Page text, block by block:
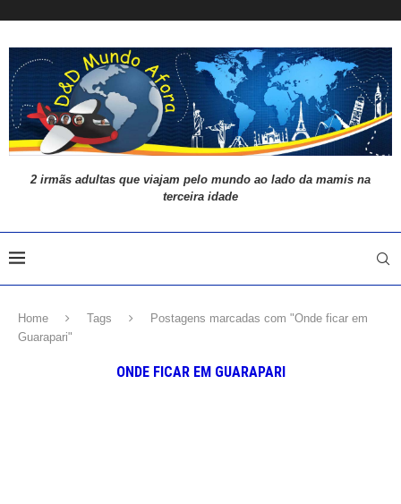
2 irmãs adultas que viajam pelo mundo ao lado da mamis na
terceira idade
Home Tags
Postagens marcadas com "Onde ficar em
Guarapari"
ONDE FICAR EM GUARAPARI